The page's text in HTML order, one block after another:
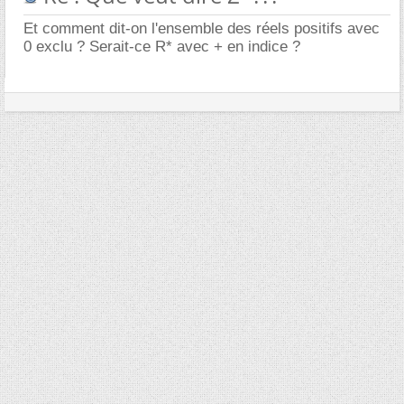
Et comment dit-on l'ensemble des réels positifs avec
0 exclu ? Serait-ce R* avec + en indice ?